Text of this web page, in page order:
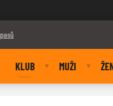
KLUB MUŽI